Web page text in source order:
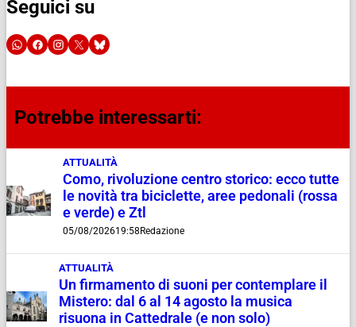
Seguici su
Potrebbe interessarti:
ATTUALITÀ
Como, rivoluzione centro storico: ecco tutte
le novità tra biciclette, aree pedonali (rossa
e verde) e Ztl
05/08/202619:58 Redazione
ATTUALITÀ
Un firmamento di suoni per contemplare il
Mistero: dal 6 al 14 agosto la musica
risuona in Cattedrale (e non solo)